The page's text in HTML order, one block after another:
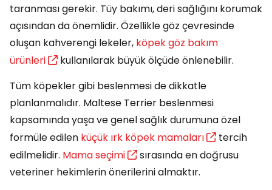
taranması gerekir. Tüy bakımı, deri sağlığını korumak
açısından da önemlidir. Özellikle göz çevresinde
oluşan kahverengi lekeler, köpek göz bakım
ürünleri
kullanılarak büyük ölçüde önlenebilir.
Tüm köpekler gibi beslenmesi de dikkatle
planlanmalıdır. Maltese Terrier beslenmesi
kapsamında yaşa ve genel sağlık durumuna özel
formüle edilen küçük ırk köpek mamaları
tercih
edilmelidir. Mama seçimi
sırasında en doğrusu
veteriner hekimlerin önerilerini almaktır.